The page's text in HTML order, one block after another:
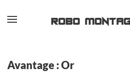
Passer au contenu principal
Avantage :Or